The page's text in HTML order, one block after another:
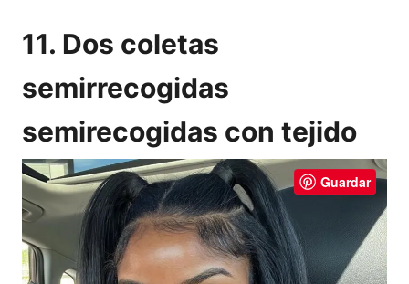
11. Dos coletas
semirrecogidas
semirecogidas con tejido
Guardar